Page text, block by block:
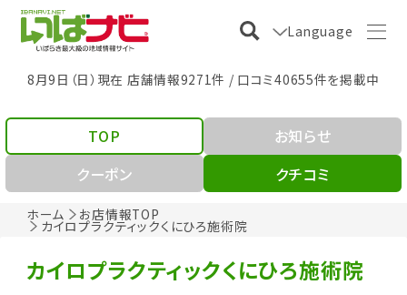
Language
8月9日（日）現在 店舗情報9271件 / 口コミ40655件を掲載中
ホーム お店情報TOP
カイロプラクティックくにひろ施術院
TOP
お知らせ
クーポン
クチコミ
カイロプラクティックくにひろ施術院